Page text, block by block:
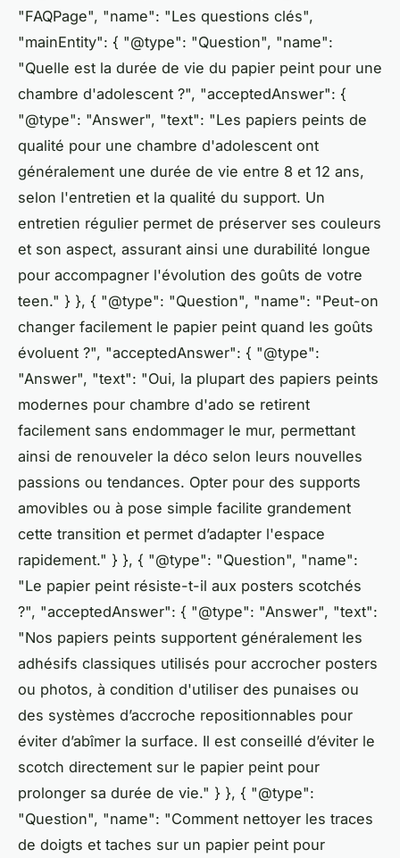
"FAQPage", "name": "Les questions clés",
"mainEntity": { "@type": "Question", "name":
"Quelle est la durée de vie du papier peint pour une
chambre d'adolescent ?", "acceptedAnswer": {
"@type": "Answer", "text": "Les papiers peints de
qualité pour une chambre d'adolescent ont
généralement une durée de vie entre 8 et 12 ans,
selon l'entretien et la qualité du support. Un
entretien régulier permet de préserver ses couleurs
et son aspect, assurant ainsi une durabilité longue
pour accompagner l'évolution des goûts de votre
teen." } }, { "@type": "Question", "name": "Peut-on
changer facilement le papier peint quand les goûts
évoluent ?", "acceptedAnswer": { "@type":
"Answer", "text": "Oui, la plupart des papiers peints
modernes pour chambre d'ado se retirent
facilement sans endommager le mur, permettant
ainsi de renouveler la déco selon leurs nouvelles
passions ou tendances. Opter pour des supports
amovibles ou à pose simple facilite grandement
cette transition et permet d’adapter l'espace
rapidement." } }, { "@type": "Question", "name":
"Le papier peint résiste-t-il aux posters scotchés
?", "acceptedAnswer": { "@type": "Answer", "text":
"Nos papiers peints supportent généralement les
adhésifs classiques utilisés pour accrocher posters
ou photos, à condition d'utiliser des punaises ou
des systèmes d’accroche repositionnables pour
éviter d’abîmer la surface. Il est conseillé d’éviter le
scotch directement sur le papier peint pour
prolonger sa durée de vie." } }, { "@type":
"Question", "name": "Comment nettoyer les traces
de doigts et taches sur un papier peint pour